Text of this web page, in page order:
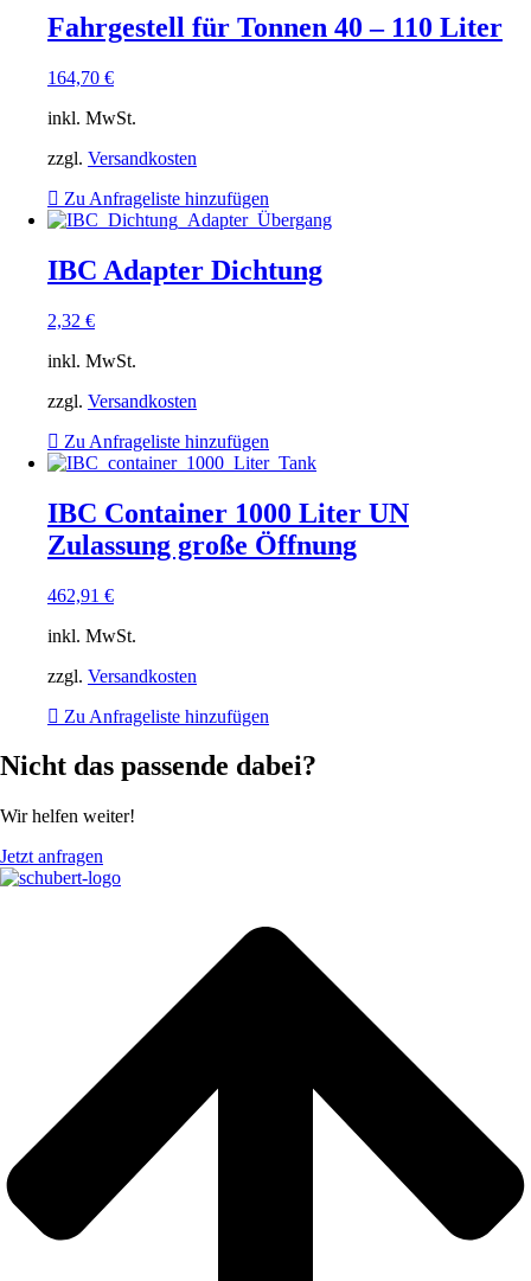
Fahrgestell für Tonnen 40 – 110 Liter
164,70 €
inkl. MwSt.
zzgl. Versandkosten
Zu Anfrageliste hinzufügen
IBC Adapter Dichtung
2,32 €
inkl. MwSt.
zzgl. Versandkosten
Zu Anfrageliste hinzufügen
IBC Container 1000 Liter UN
Zulassung große Öffnung
462,91 €
inkl. MwSt.
zzgl. Versandkosten
Zu Anfrageliste hinzufügen
Nicht das passende dabei?
Wir helfen weiter!
Jetzt anfragen